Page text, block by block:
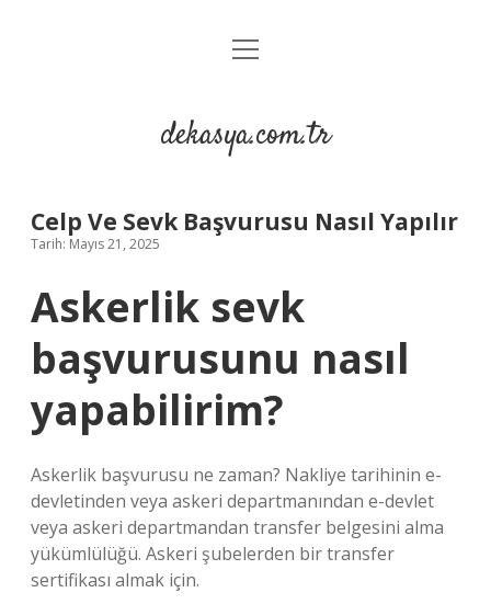
Anasayfa
Yasal Uyarı
menüyü
dekasya.com.tr
Celp Ve Sevk Başvurusu Nasıl Yapılır
Tarih: Mayıs 21, 2025
Askerlik sevk
başvurusunu nasıl
yapabilirim?
Askerlik başvurusu ne zaman? Nakliye tarihinin e-
devletinden veya askeri departmanından e-devlet
veya askeri departmandan transfer belgesini alma
yükümlülüğü. Askeri şubelerden bir transfer
sertifikası almak için.